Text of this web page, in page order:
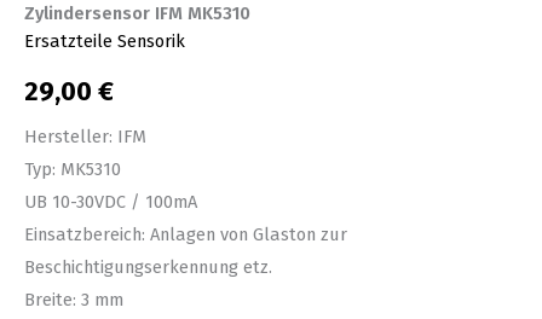
Zylindersensor IFM MK5310
Ersatzteile Sensorik
29,00 €
Hersteller: IFM
Typ: MK5310
UB 10-30VDC / 100mA
Einsatzbereich: Anlagen von Glaston zur
Beschichtigungserkennung etz.
Breite: 3 mm